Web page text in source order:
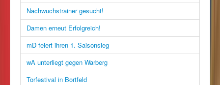
Nachwuchstrainer gesucht!
Damen erneut Erfolgreich!
mD feiert ihren 1. Saisonsieg
wA unterliegt gegen Warberg
Torfestival in Bortfeld